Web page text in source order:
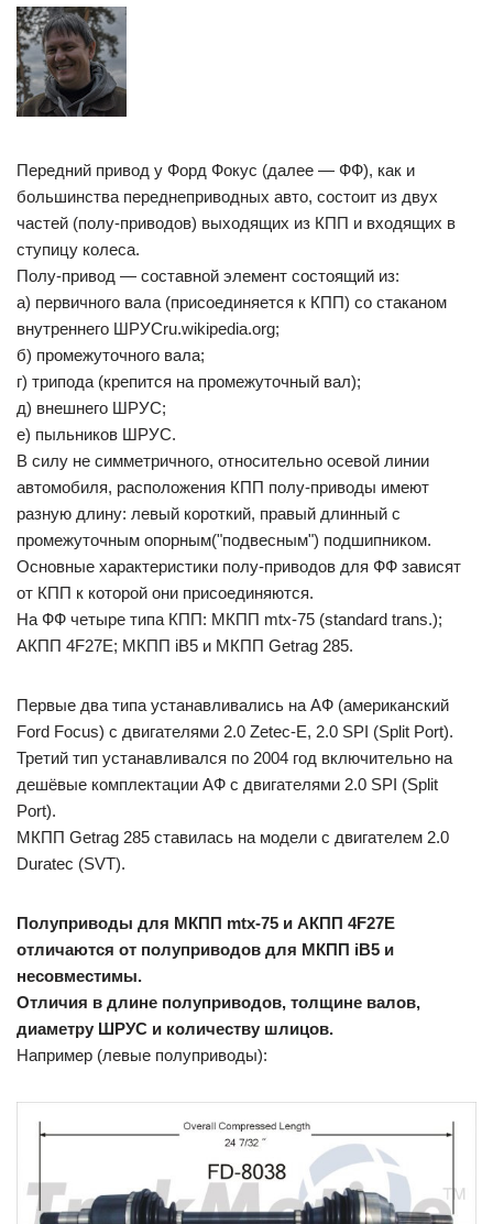
Передний привод у Форд Фокус (далее — ФФ), как и
большинства переднеприводных авто, состоит из двух
частей (полу-приводов) выходящих из КПП и входящих в
ступицу колеса.
Полу-привод — составной элемент состоящий из:
а) первичного вала (присоединяется к КПП) со стаканом
внутреннего ШРУСru.wikipedia.org;
б) промежуточного вала;
г) трипода (крепится на промежуточный вал);
д) внешнего ШРУС;
е) пыльников ШРУС.
В силу не симметричного, относительно осевой линии
автомобиля, расположения КПП полу-приводы имеют
разную длину: левый короткий, правый длинный с
промежуточным опорным("подвесным") подшипником.
Основные характеристики полу-приводов для ФФ зависят
от КПП к которой они присоединяются.
На ФФ четыре типа КПП: МКПП mtx-75 (standard trans.);
АКПП 4F27E; МКПП iB5 и МКПП Getrag 285.
Первые два типа устанавливались на АФ (американский
Ford Focus) с двигателями 2.0 Zetec-E, 2.0 SPI (Split Port).
Третий тип устанавливался по 2004 год включительно на
дешёвые комплектации АФ с двигателями 2.0 SPI (Split
Port).
МКПП Getrag 285 ставилась на модели с двигателем 2.0
Duratec (SVT).
Полуприводы для МКПП mtx-75 и АКПП 4F27E
отличаются от полуприводов для МКПП iB5 и
несовместимы.
Отличия в длине полуприводов, толщине валов,
диаметру ШРУС и количеству шлицов.
Например (левые полуприводы):